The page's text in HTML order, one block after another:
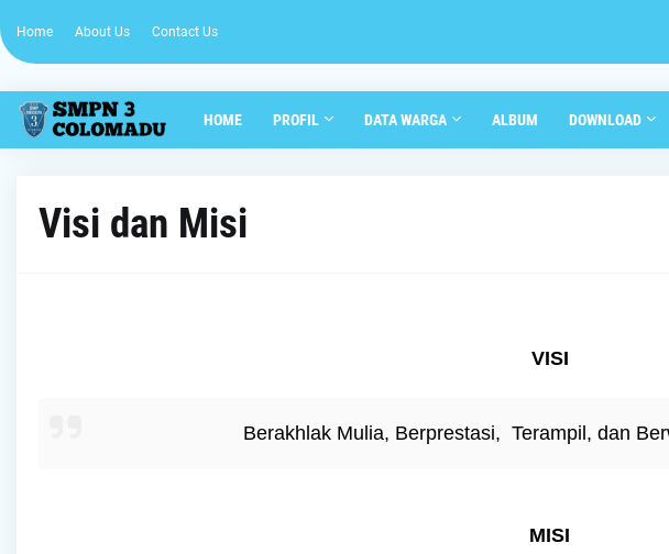
Home About Us Contact Us
HOME PROFIL DATA WARGA ALBUM DOWNLOAD
Visi dan Misi
VISI
Berakhlak Mulia, Berprestasi, Terampil, dan
MISI